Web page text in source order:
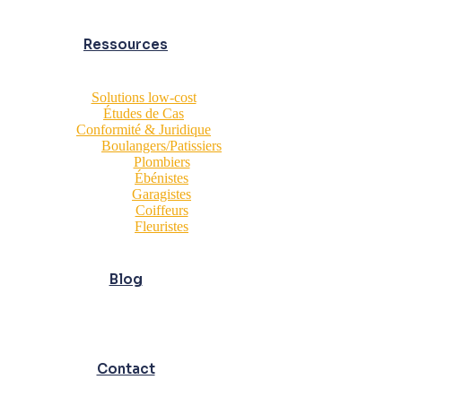
Ressources
Solutions low-cost
Études de Cas
Conformité & Juridique
Boulangers/Patissiers
Plombiers
Ébénistes
Garagistes
Coiffeurs
Fleuristes
Blog
Contact